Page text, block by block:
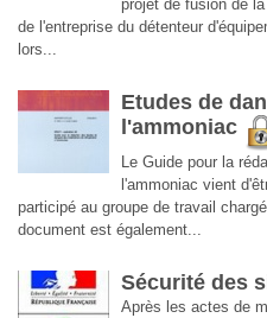
projet de fusion de
de l'entreprise du détenteur
lors...
Etudes de
l'ammoniac
Le Guide pour la
l'ammoniac vient
participé au groupe de travail
document est également...
Sécurité des
Après les actes de